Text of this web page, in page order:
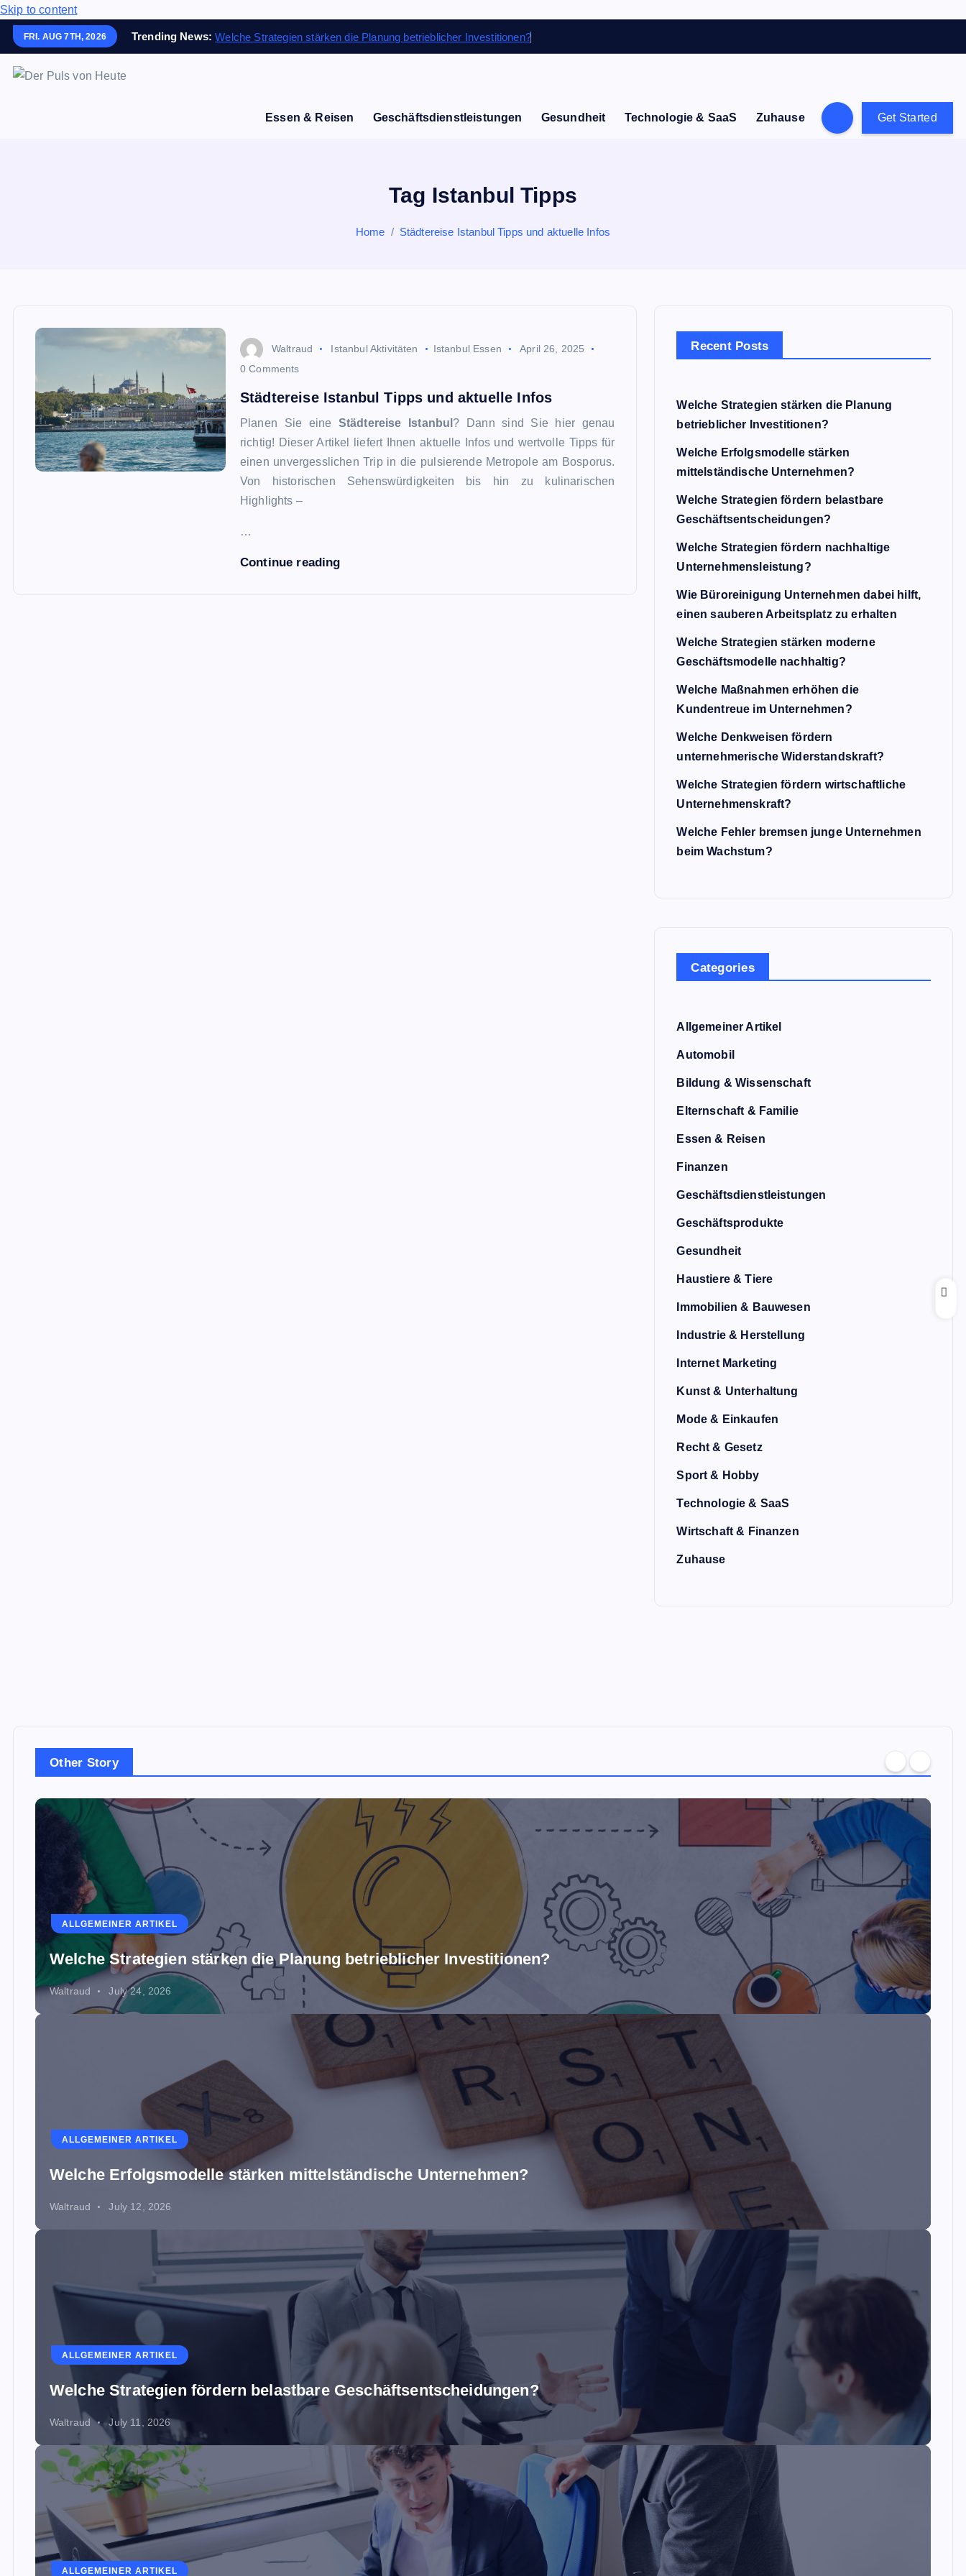
Skip to content
FRI. AUG 7TH, 2026 Trending News: Welche Strategien stärken die Planung betrieblicher Investitionen?
Essen & Reisen
Geschäftsdienstleistungen Gesundheit Technologie & SaaS Zuhause Get Started
Tag Istanbul Tipps
Home Städtereise Istanbul Tipps und aktuelle Infos
Waltraud Istanbul Aktivitäten Istanbul Essen
April 26, 2025
0 Comments
Städtereise Istanbul Tipps und aktuelle Infos
Planen Sie eine Städtereise Istanbul ? Dann sind Sie hier genau
richtig! Dieser Artikel liefert Ihnen aktuelle Infos und wertvolle Tipps für
einen unvergesslichen Trip in die pulsierende Metropole am Bosporus.
Von historischen Sehenswürdigkeiten bis hin zu kulinarischen
Highlights –
…
Continue reading
Recent Posts
Welche Strategien stärken die Planung
betrieblicher Investitionen?
Welche Erfolgsmodelle stärken
mittelständische Unternehmen?
Welche Strategien fördern belastbare
Geschäftsentscheidungen?
Welche Strategien fördern nachhaltige
Unternehmensleistung?
Wie Büroreinigung Unternehmen dabei hilft,
einen sauberen Arbeitsplatz zu erhalten
Welche Strategien stärken moderne
Geschäftsmodelle nachhaltig?
Welche Maßnahmen erhöhen die
Kundentreue im Unternehmen?
Welche Denkweisen fördern
unternehmerische Widerstandskraft?
Welche Strategien fördern wirtschaftliche
Unternehmenskraft?
Welche Fehler bremsen junge Unternehmen
beim Wachstum?
Categories
Allgemeiner Artikel
Automobil
Bildung & Wissenschaft
Elternschaft & Familie
Essen & Reisen
Finanzen
Geschäftsdienstleistungen
Geschäftsprodukte
Gesundheit
Haustiere & Tiere
Immobilien & Bauwesen
Industrie & Herstellung
Internet Marketing
Kunst & Unterhaltung
Mode & Einkaufen
Recht & Gesetz
Sport & Hobby
Technologie & SaaS
Wirtschaft & Finanzen
Zuhause
Other Story
ALLGEMEINER ARTIKEL
Welche Strategien stärken die Planung betrieblicher Investitionen?
Waltraud July 24, 2026
ALLGEMEINER ARTIKEL
Welche Erfolgsmodelle stärken mittelständische Unternehmen?
Waltraud July 12, 2026
ALLGEMEINER ARTIKEL
Welche Strategien fördern belastbare Geschäftsentscheidungen?
Waltraud July 11, 2026
ALLGEMEINER ARTIKEL